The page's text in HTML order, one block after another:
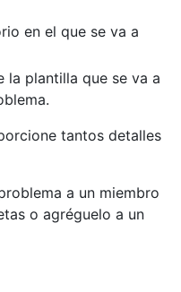
en el que se va a
la plantilla que se va a
tantos detalles
a un miembro
o agréguelo a un